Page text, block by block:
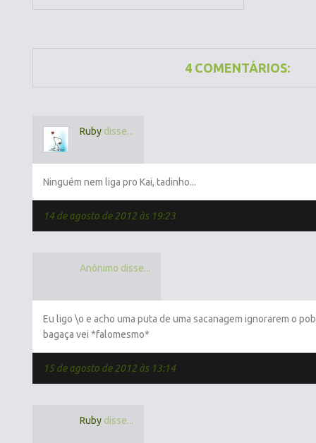
4 COMENTÁRIOS:
Ruby disse...
Ninguém nem liga pro Kai, tadinho...
14 de agosto de 2012 às 19:23
Anônimo disse...
Eu ligo \o e acho uma puta de uma sacanagem ignorarem o
bagaça vei *falomesmo*
15 de agosto de 2012 às 13:14
Ruby disse...